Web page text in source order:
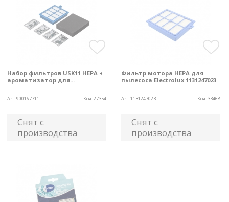
Набор фильтров USK11 HEPA +
ароматизатор для...
Art:900167711 Код:27354
Снят с
производства
Фильтр мотора HEPA для
пылесоса Electrolux 1131247023
Art:1131247023 Код: 33468
Снят с
производства